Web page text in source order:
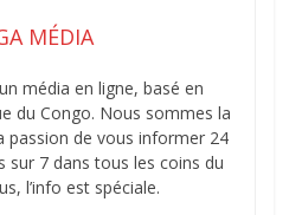
MÉDIA
média en ligne, basé en
du Congo. Nous sommes la
passion de vous informer 24
sur 7 dans tous les coins du
l’info est spéciale.